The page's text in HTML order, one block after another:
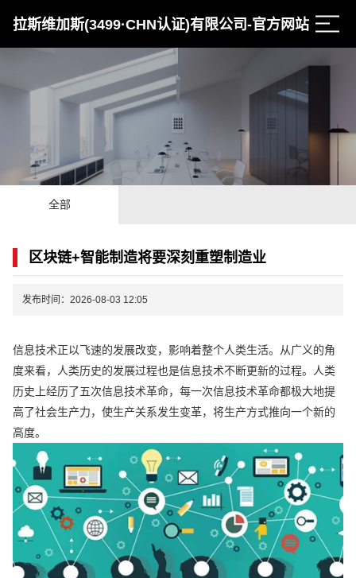
拉斯维加斯(3499·CHN认证)有限公司-官方网站
全部
区块链+智能制造将要深刻重塑制造业
发布时间：2026-08-03 12:05
信息技术正以飞速的发展改变，影响着整个人类生活。从广义的角
度来看，人类历史的发展过程也是信息技术不断更新的过程。人类
历史上经历了五次信息技术革命，每一次信息技术革命都极大地提
高了社会生产力，使生产关系发生变革，将生产方式推向一个新的
高度。